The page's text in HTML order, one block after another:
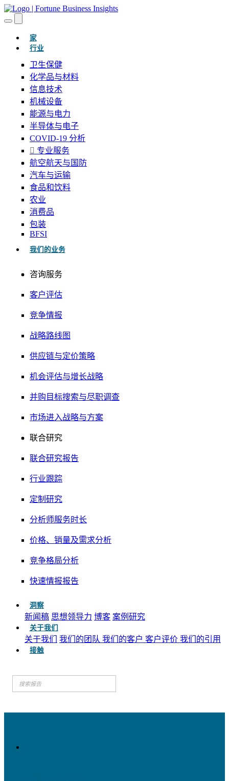
家(当前的)
行业
卫生保健
化学品与材料
信息技术
机械设备
能源与电力
半导体与电子
COVID-19 分析
专业服务
航空航天与国防
汽车与运输
食品和饮料
农业
消费品
包装
BFSI
我们的业务
咨询服务
客户评估
竞争情报
战略路线图
供应链与定价策略
机会评估与增长战略
并购目标搜索与尽职调查
市场进入战略与方案
联合研究
联合研究报告
行业跟踪
定制研究
分析师服务时长
价格、销量及需求分析
竞争格局分析
快速情报报告
洞察
新闻稿 思想领导力 博客 案例研究
关于我们
关于我们 我们的团队 我们的客户 客户评价 我们的引用
接触